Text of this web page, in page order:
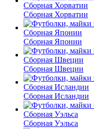
Сборная Хорватии
Сборная Японии
Сборная Швеции
Сборная Исландии
Сборная Уэльса